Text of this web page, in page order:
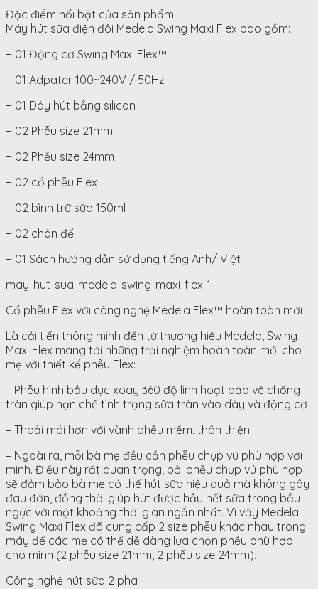
Đặc điểm nổi bật của sản phẩm
Máy hút sữa điện đôi Medela Swing Maxi Flex bao gồm:
+ 01 Động cơ Swing Maxi Flex™
+ 01 Adpater 100~240V / 50Hz
+ 01 Dây hút bằng silicon
+ 02 Phễu size 21mm
+ 02 Phễu size 24mm
+ 02 cổ phễu Flex
+ 02 bình trữ sữa 150ml
+ 02 chân đế
+ 01 Sách hướng dẫn sử dụng tiếng Anh/ Việt
may-hut-sua-medela-swing-maxi-flex-1
Cổ phễu Flex với công nghệ Medela Flex™ hoàn toàn mới
Là cải tiến thông minh đến từ thương hiệu Medela, Swing
Maxi Flex mang tới những trải nghiệm hoàn toàn mới cho
mẹ với thiết kế phễu Flex:
– Phễu hình bầu dục xoay 360 độ linh hoạt bảo vệ chống
tràn giúp hạn chế tình trạng sữa tràn vào dây và động cơ
– Thoải mái hơn với vành phễu mềm, thân thiện
– Ngoài ra, mỗi bà mẹ đều cần phễu chụp vú phù hợp với
mình. Điều này rất quan trọng, bởi phễu chụp vú phù hợp
sẽ đảm bảo bà mẹ có thể hút sữa hiệu quả mà không gây
đau đớn, đồng thời giúp hút được hầu hết sữa trong bầu
ngực với một khoảng thời gian ngắn nhất. Vì vậy Medela
Swing Maxi Flex đã cung cấp 2 size phễu khác nhau trong
máy để các mẹ có thể dễ dàng lựa chọn phễu phù hợp
cho mình (2 phễu size 21mm, 2 phễu size 24mm).
Công nghệ hút sữa 2 pha